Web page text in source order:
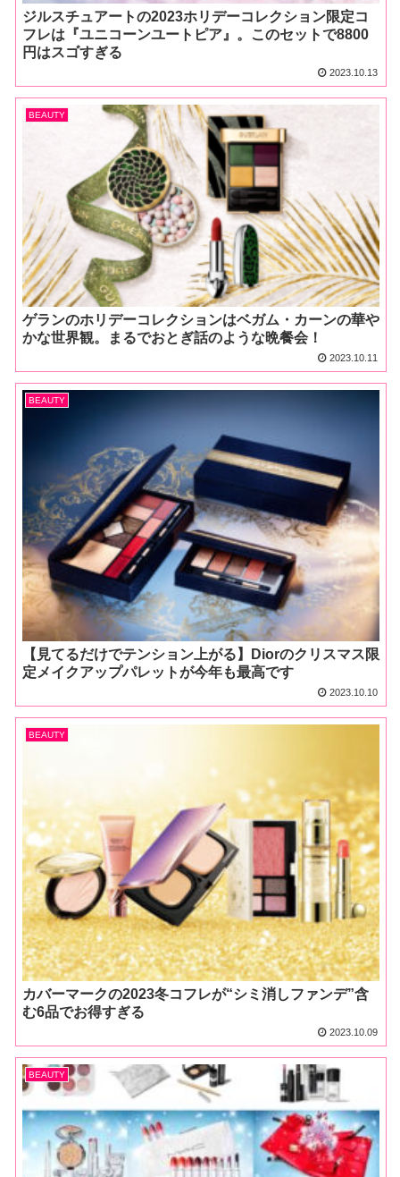
ジルスチュアートの2023ホリデーコレクション限定コ
フレは『ユニコーンユートピア』。このセットで8800
円はスゴすぎる
2023.10.13
BEAUTY
ゲランのホリデーコレクションはベガム・カーンの華や
かな世界観。まるでおとぎ話のような晩餐会！
2023.10.11
BEAUTY
【見てるだけでテンション上がる】Diorのクリスマス限
定メイクアップパレットが今年も最高です
2023.10.10
BEAUTY
カバーマークの2023冬コフレが“シミ消しファンデ”含
む6品でお得すぎる
2023.10.09
BEAUTY